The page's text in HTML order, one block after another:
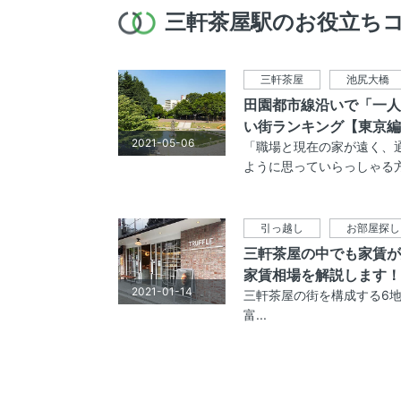
三軒茶屋駅のお役立ち
2021-05-06
三軒茶屋 池尻大橋
田園都市線沿いで「一
い街ランキング【東京
「職場と現在の家が遠く
ように思っていらっしゃる
2021-01-14
引っ越し お部屋探し
三軒茶屋の中でも家賃
家賃相場を解説します！
三軒茶屋の街を構成する6
富...